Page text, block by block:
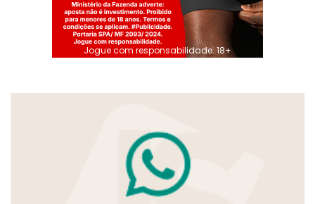
Jogue com responsabilidade. 18+